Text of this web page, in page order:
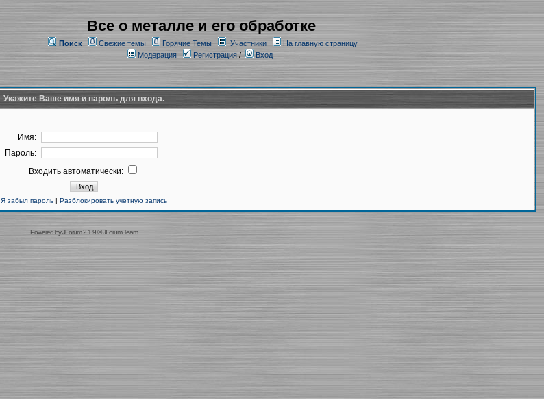
Все о металле и его обработке
Поиск Свежие темы Горячие Темы Участники
На главную страницу
Модерация
Регистрация/ Вход
Укажите Ваше имя и пароль для входа.
Имя:
Пароль:
Входить автоматически:
Я забыл пароль| Разблокировать учетную запись
Powered byJForum 2.1.9©JForum Team